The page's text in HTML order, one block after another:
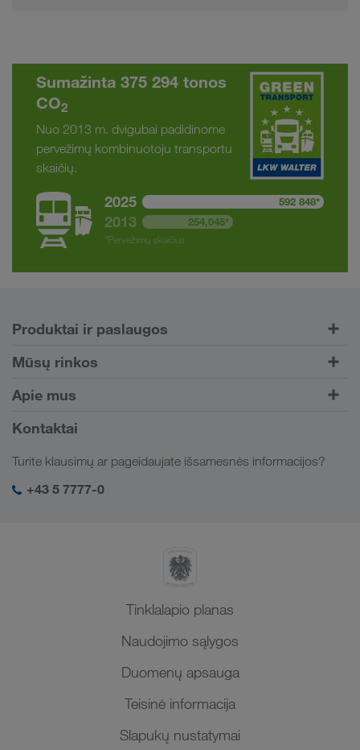
Sumažinta 375 294 tonos
CO2
Nuo 2013 m. dvigubai padidinome
pervežimų kombinuotoju transportu
skaičių.
2025 592 848*
2013
254,045*
*Pervežimų skaičius
Produktai ir paslaugos
Kelių transportas
Klientų portalas CONNECT
Skaitmeniniai sprendimai
Sektorių sprendimai
Mūsų rinkos
Europa
Kaukazas
Centrinė Azija
Artimieji Rytai
Apie mus
Įmonės informacija
Socialinė atsakomybė
SHEQ-valdymas
Kontaktai
Turite klausimų ar pageidaujate išsamesnės informacijos?
+43 5 7777-0
Tinklalapio planas
Naudojimo sąlygos
Duomenų apsauga
Teisinė informacija
Slapukų nustatymai